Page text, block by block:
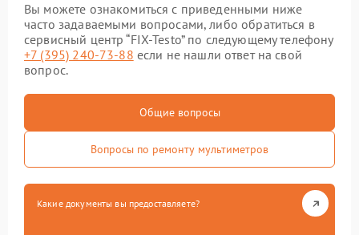
Вы можете ознакомиться с приведенными ниже
часто задаваемыми вопросами, либо обратиться в
сервисный центр “FIX-Testo” по следующему телефону
+7 (395) 240-73-88 если не нашли ответ на свой
вопрос.
Общие вопросы
Вопросы по ремонту мультиметров
Какие документы вы предоставляете?